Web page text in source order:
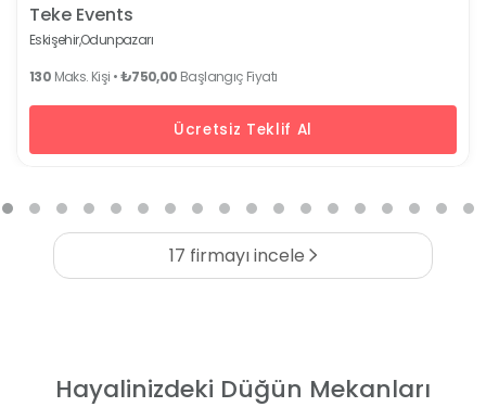
Teke Events
Eskişehir,Odunpazarı
130 Maks. Kişi •₺750,00 Başlangıç Fiyatı
Ücretsiz Teklif Al
17 firmayı incele
Hayalinizdeki Düğün Mekanları